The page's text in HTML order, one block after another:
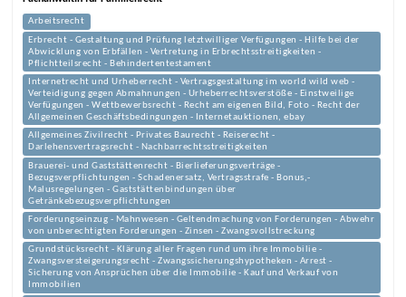
Arbeitsrecht
Erbrecht - Gestaltung und Prüfung letztwilliger Verfügungen - Hilfe bei der
Abwicklung von Erbfällen - Vertretung in Erbrechtsstreitigkeiten -
Pflichtteilsrecht - Behindertentestament
Internetrecht und Urheberrecht - Vertragsgestaltung im world wild web -
Verteidigung gegen Abmahnungen - Urheberrechtsverstöße - Einstweilige
Verfügungen - Wettbewerbsrecht - Recht am eigenen Bild, Foto - Recht der
Allgemeinen Geschäftsbedingungen - Internetauktionen, ebay
Allgemeines Zivilrecht - Privates Baurecht - Reiserecht -
Darlehensvertragsrecht - Nachbarrechtsstreitigkeiten
Brauerei- und Gaststättenrecht - Bierlieferungsverträge -
Bezugsverpflichtungen - Schadenersatz, Vertragsstrafe - Bonus,-
Malusregelungen - Gaststättenbindungen über
Getränkebezugsverpflichtungen
Forderungseinzug - Mahnwesen - Geltendmachung von Forderungen - Abwehr
von unberechtigten Forderungen - Zinsen - Zwangsvollstreckung
Grundstücksrecht - Klärung aller Fragen rund um ihre Immobilie -
Zwangsversteigerungsrecht - Zwangssicherungshypotheken - Arrest -
Sicherung von Ansprüchen über die Immobilie - Kauf und Verkauf von
Immobilien